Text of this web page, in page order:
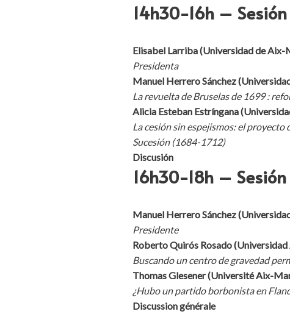
14h30-16h – Sesió
Elisabel Larriba (Universidad de
Presidenta
Manuel Herrero Sánchez
La revuelta de Bruselas de 1699 :
Alicia Esteban Estríngana
La cesión sin espejismos: el
Sucesión (1684-1712)
Discusión
16h30-18h – Sesió
Manuel Herrero Sánchez
Presidente
Roberto Quirós Rosado
Buscando un centro de gravedad
Thomas Glesener (Université Aix-
¿Hubo un partido borbonista en
Discussion générale